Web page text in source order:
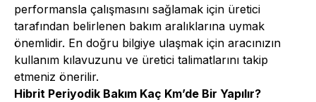
performansla çalışmasını sağlamak için üretici
tarafından belirlenen bakım aralıklarına uymak
önemlidir. En doğru bilgiye ulaşmak için aracınızın
kullanım kılavuzunu ve üretici talimatlarını takip
etmeniz önerilir.
Hibrit Periyodik Bakım Kaç Km’de Bir Yapılır?